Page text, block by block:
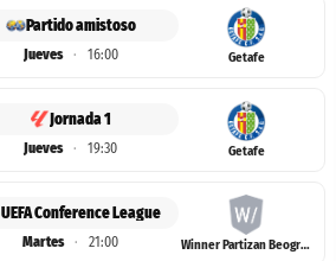
Partido amistoso
Jueves · 16:00 Getafe
Jornada 1
Jueves · 19:30 Getafe
UEFA Conference League
Martes · 21:00 Winner Partizan Beograd / Tobol